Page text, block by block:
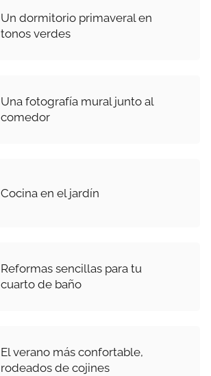
Un dormitorio primaveral en
tonos verdes
Una fotografía mural junto al
comedor
Cocina en el jardín
Reformas sencillas para tu
cuarto de baño
El verano más confortable,
rodeados de cojines